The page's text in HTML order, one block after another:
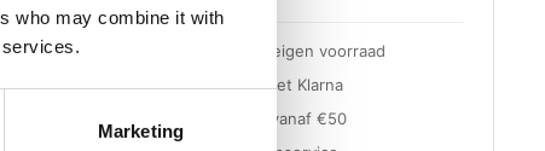
who may combine it with
Marketing
Snelle levering uit eigen voorraad
Achteraf betalen met Klarna
Gratis verzending vanaf €50